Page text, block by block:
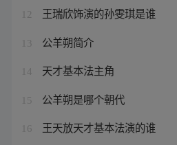
12 王瑞欣饰演的孙雯琪是谁
13 公羊朔简介
14 天才基本法主角
15 公羊朔是哪个朝代
16 王天放天才基本法演的谁